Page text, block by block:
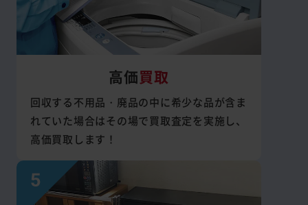
高価買取
回収する不用品・廃品の中に希少な品が含ま
れていた場合はその場で買取査定を実施し、
高価買取します！